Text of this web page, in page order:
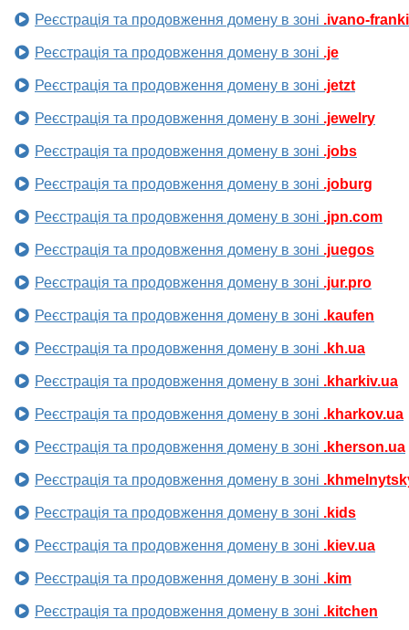
Реєстрація та продовження домену в зоні .ivano-
Реєстрація та продовження домену в зоні .je
Реєстрація та продовження домену в зоні .jetzt
Реєстрація та продовження домену в зоні .jewelry
Реєстрація та продовження домену в зоні .jobs
Реєстрація та продовження домену в зоні .joburg
Реєстрація та продовження домену в зоні .jpn.com
Реєстрація та продовження домену в зоні .juegos
Реєстрація та продовження домену в зоні .jur.pro
Реєстрація та продовження домену в зоні .kaufen
Реєстрація та продовження домену в зоні .kh.ua
Реєстрація та продовження домену в зоні .kharkiv.ua
Реєстрація та продовження домену в зоні .kharkov.ua
Реєстрація та продовження домену в зоні .kherson.ua
Реєстрація та продовження домену в зоні
Реєстрація та продовження домену в зоні .kids
Реєстрація та продовження домену в зоні .kiev.ua
Реєстрація та продовження домену в зоні .kim
Реєстрація та продовження домену в зоні .kitchen